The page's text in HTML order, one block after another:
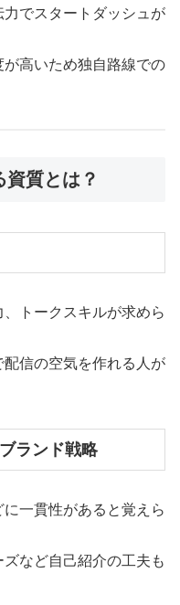
力でスタートダッシュが
が高いため独自路線での
質とは？
、トークスキルが求めら
配信の空気を作れる人が
ランド戦略
に一貫性があると覚えら
ズなど自己紹介の工夫も